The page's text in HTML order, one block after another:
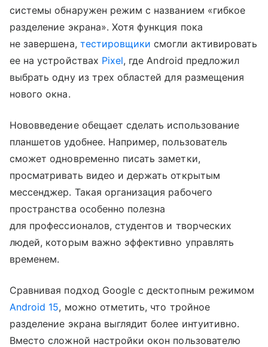
системы обнаружен режим с названием «гибкое
разделение экрана». Хотя функция пока
не завершена, тестировщики смогли активировать
ее на устройствах Pixel, где Android предложил
выбрать одну из трех областей для размещения
нового окна.
Нововведение обещает сделать использование
планшетов удобнее. Например, пользователь
сможет одновременно писать заметки,
просматривать видео и держать открытым
мессенджер. Такая организация рабочего
пространства особенно полезна
для профессионалов, студентов и творческих
людей, которым важно эффективно управлять
временем.
Сравнивая подход Google с десктопным режимом
Android 15, можно отметить, что тройное
разделение экрана выглядит более интуитивно.
Вместо сложной настройки окон пользователю